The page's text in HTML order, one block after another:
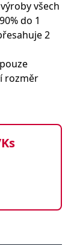
všech
do 1
2
rozměr